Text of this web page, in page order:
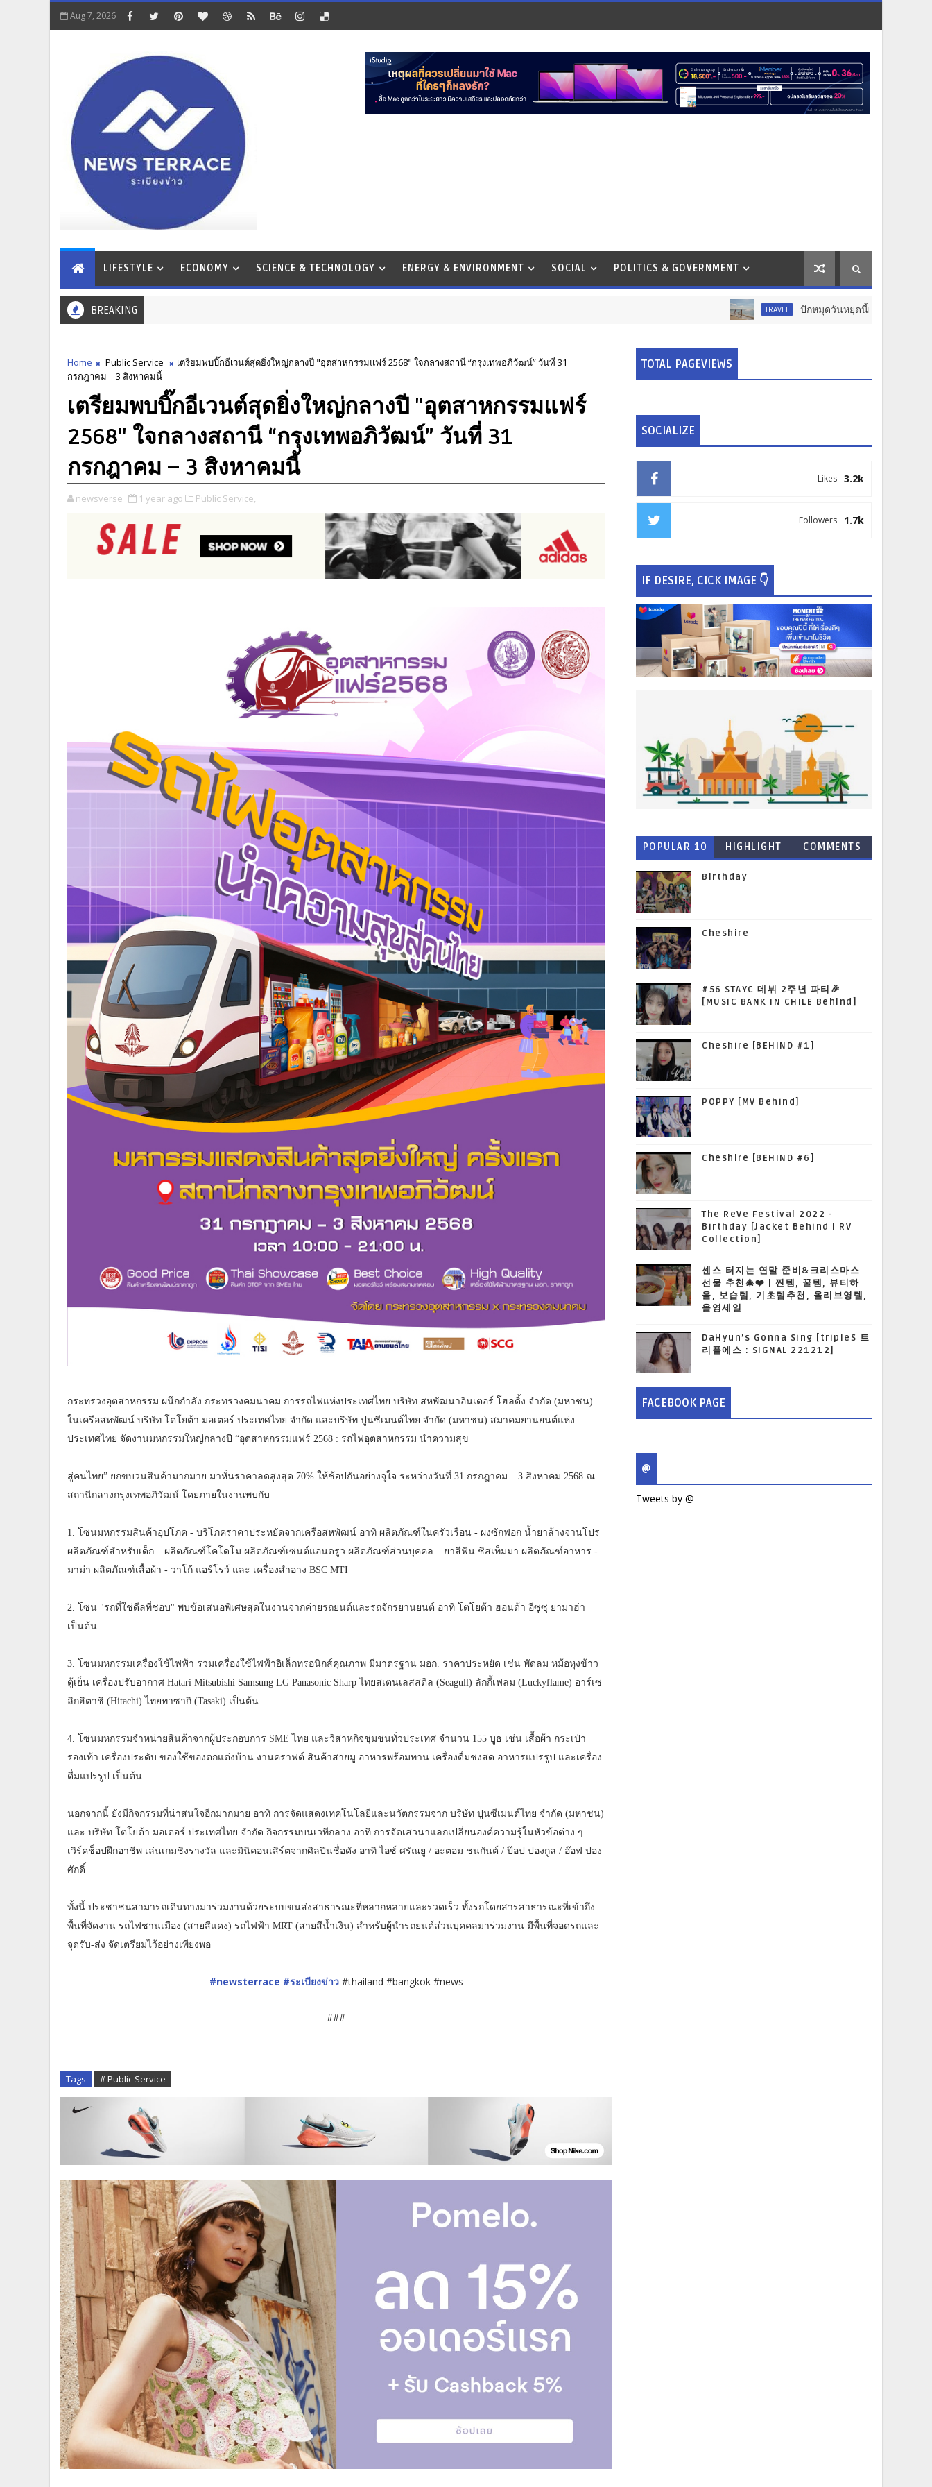
Aug 7, 2026
LIFESTYLE ECONOMY SCIENCE & TECHNOLOGY ENERGY & ENVIRONMENT SOCIAL POLITICS & GOVERNMENT
BREAKING TRAVEL ปักหมุดวันหยุดนี้! ออกไปสร้างช่วงเวลาพิเ
Home Public Service
เตรียมพบบิ๊กอีเวนต์สุดยิ่งใหญ่กลางปี "อุตสาหกรรมแฟร์ 2568" ใจกลางสถานี “กรุงเทพอภิวัฒน์” วันที่ 31
กรกฎาคม – 3 สิงหาคมนี้
เตรียมพบบิ๊กอีเวนต์สุดยิ่งใหญ่กลางปี "อุตสาหกรรมแฟร์
2568" ใจกลางสถานี “กรุงเทพอภิวัฒน์” วันที่ 31
กรกฎาคม – 3 สิงหาคมนี้
newsverse 1 year ago Public Service,
กระทรวงอุตสาหกรรม ผนึกกำลัง กระทรวงคมนาคม การรถไฟแห่งประเทศไทย บริษัท สหพัฒนาอินเตอร์ โฮลดิ้ง จำกัด (มหาชน)
ในเครือสหพัฒน์ บริษัท โตโยต้า มอเตอร์ ประเทศไทย จำกัด และบริษัท ปูนซีเมนต์ไทย จำกัด (มหาชน) สมาคมยานยนต์แห่ง
ประเทศไทย จัดงานมหกรรมใหญ่กลางปี “อุตสาหกรรมแฟร์ 2568 : รถไฟอุตสาหกรรม นำความสุข
สู่คนไทย” ยกขบวนสินค้ามากมาย มาหั่นราคาลดสูงสุด 70% ให้ช้อปกันอย่างจุใจ ระหว่างวันที่ 31 กรกฎาคม – 3 สิงหาคม 2568 ณ
สถานีกลางกรุงเทพอภิวัฒน์ โดยภายในงานพบกับ
1. โซนมหกรรมสินค้าอุปโภค - บริโภคราคาประหยัดจากเครือสหพัฒน์ อาทิ ผลิตภัณฑ์ในครัวเรือน - ผงซักฟอก น้ำยาล้างจานโปร
ผลิตภัณฑ์สำหรับเด็ก – ผลิตภัณฑ์โคโดโม ผลิตภัณฑ์เซนต์แอนดรูว ผลิตภัณฑ์ส่วนบุคคล – ยาสีฟัน ซิสเท็มมา ผลิตภัณฑ์อาหาร -
มาม่า ผลิตภัณฑ์เสื้อผ้า - วาโก้ แอร์โรว์ และ เครื่องสำอาง BSC MTI
2. โซน "รถที่ใช่ดีลที่ชอบ" พบข้อเสนอพิเศษสุดในงานจากค่ายรถยนต์และรถจักรยานยนต์ อาทิ โตโยต้า ฮอนด้า อีซูซุ ยามาฮ่า
เป็นต้น
3. โซนมหกรรมเครื่องใช้ไฟฟ้า รวมเครื่องใช้ไฟฟ้าอิเล็กทรอนิกส์คุณภาพ มีมาตรฐาน มอก. ราคาประหยัด เช่น พัดลม หม้อหุงข้าว
ตู้เย็น เครื่องปรับอากาศ Hatari Mitsubishi Samsung LG Panasonic Sharp ไทยสเตนเลสสติล (Seagull) ลักกี้เฟลม (Luckyflame) อาร์เซ
ลิกฮิตาชิ (Hitachi) ไทยทาซากิ (Tasaki) เป็นต้น
4. โซนมหกรรมจำหน่ายสินค้าจากผู้ประกอบการ SME ไทย และวิสาหกิจชุมชนทั่วประเทศ จำนวน 155 บูธ เช่น เสื้อผ้า กระเป๋า
รองเท้า เครื่องประดับ ของใช้ของตกแต่งบ้าน งานคราฟต์ สินค้าสายมู อาหารพร้อมทาน เครื่องดื่มชงสด อาหารแปรรูป และเครื่อง
ดื่มแปรรูป เป็นต้น
นอกจากนี้ ยังมีกิจกรรมที่น่าสนใจอีกมากมาย อาทิ การจัดแสดงเทคโนโลยีและนวัตกรรมจาก บริษัท ปูนซีเมนต์ไทย จำกัด (มหาชน)
และ บริษัท โตโยต้า มอเตอร์ ประเทศไทย จำกัด กิจกรรมบนเวทีกลาง อาทิ การจัดเสวนาแลกเปลี่ยนองค์ความรู้ในหัวข้อต่าง ๆ
เวิร์คช็อปฝึกอาชีพ เล่นเกมชิงรางวัล และมินิคอนเสิร์ตจากศิลปินชื่อดัง อาทิ ไอซ์ ศรัณยู / อะตอม ชนกันต์ / ป๊อป ปองกูล / อ๊อฟ ปอง
ศักดิ์
ทั้งนี้ ประชาชนสามารถเดินทางมาร่วมงานด้วยระบบขนส่งสาธารณะที่หลากหลายและรวดเร็ว ทั้งรถโดยสารสาธารณะที่เข้าถึง
พื้นที่จัดงาน รถไฟชานเมือง (สายสีแดง) รถไฟฟ้า MRT (สายสีน้ำเงิน) สำหรับผู้นำรถยนต์ส่วนบุคคลมาร่วมงาน มีพื้นที่จอดรถและ
จุดรับ-ส่ง จัดเตรียมไว้อย่างเพียงพอ
#newsterrace #ระเบียงข่าว#thailand #bangkok #news
###
Tags # Public Service
TOTAL PAGEVIEWS
SOCIALIZE
3.2k
Likes
1.7k
Followers
IF DESIRE, CICK IMAGE 👇
POPULAR 10
HIGHLIGHT
COMMENTS
Birthday
Cheshire
#56 STAYC 데뷔 2주년 파티🎉
[MUSIC BANK IN CHILE Behind]
Cheshire [BEHIND #1]
POPPY [MV Behind]
Cheshire [BEHIND #6]
The ReVe Festival 2022 -
Birthday [Jacket Behind I RV
Collection]
센스 터지는 연말 준비&크리스마스
선물 추천🎄❤️ | 찐템, 꿀템, 뷰티하
울, 보습템, 기초템추천, 올리브영템,
올영세일
DaHyun’s Gonna Sing [tripleS 트
리플에스 : SIGNAL 221212]
FACEBOOK PAGE
@
Tweets by @